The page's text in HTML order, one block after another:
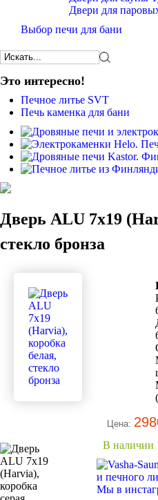
Двери для
Выбор печи для бани
Это интересно!
Печное литье SVT
Печь каменка для бани
Дверь ALU 7x19
стекло бронза
Цена:
В наличии
Мы в